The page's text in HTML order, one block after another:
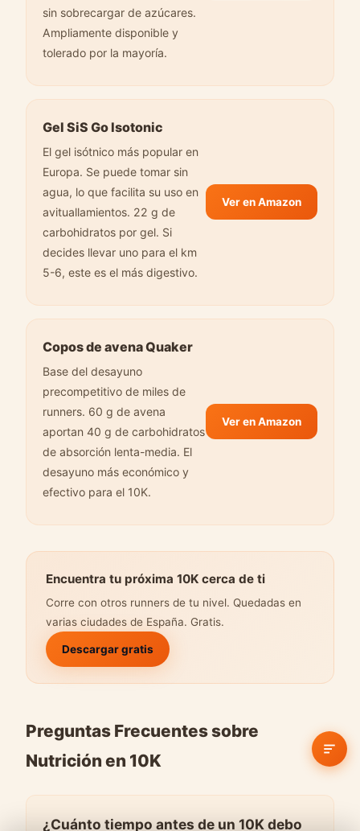
sin sobrecargar de azúcares.
Ampliamente disponible y
tolerado por la mayoría.
Gel SiS Go Isotonic
El gel isótnico más popular en
Europa. Se puede tomar sin
agua, lo que facilita su uso en
avituallamientos. 22 g de
carbohidratos por gel. Si
decides llevar uno para el km
5-6, este es el más digestivo.
Ver en Amazon
Copos de avena Quaker
Base del desayuno
precompetitivo de miles de
runners. 60 g de avena
aportan 40 g de carbohidratos
de absorción lenta-media. El
desayuno más económico y
efectivo para el 10K.
Ver en Amazon
Encuentra tu próxima 10K cerca de ti
Corre con otros runners de tu nivel. Quedadas en
varias ciudades de España. Gratis.
Descargar gratis
Preguntas Frecuentes sobre
Nutrición en 10K
¿Cuánto tiempo antes de un 10K debo